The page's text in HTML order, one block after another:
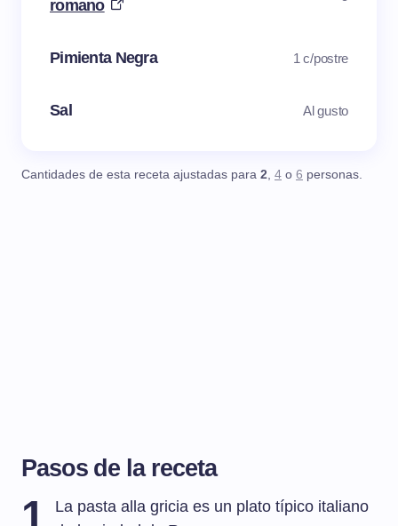
romano
Pimienta Negra 1 c/postre
Sal Al gusto
Cantidades de esta receta ajustadas para 2, 4 o 6 personas.
Pasos de la receta
1
La pasta alla gricia es un plato típico italiano